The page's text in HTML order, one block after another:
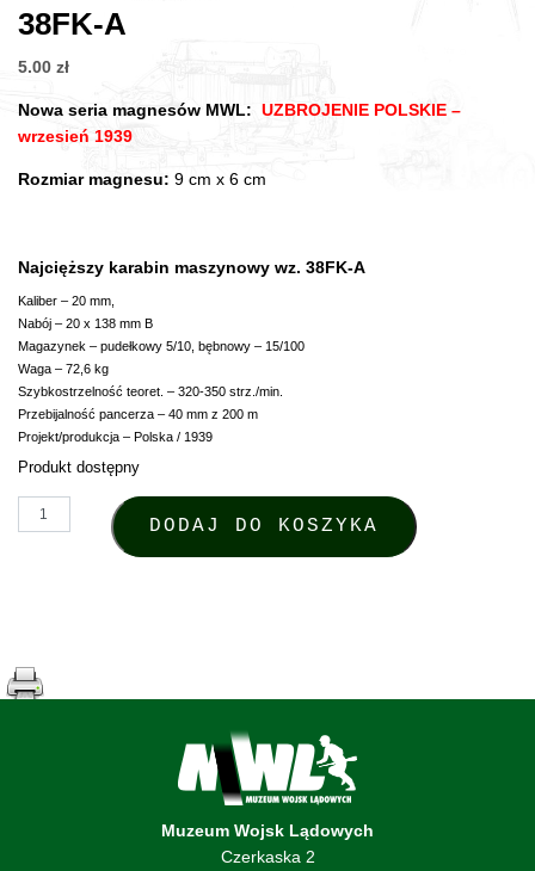
38FK-A
5.00 zł
Nowa seria magnesów MWL: UZBROJENIE POLSKIE –
wrzesień 1939
Rozmiar magnesu: 9 cm x 6 cm
Najcięższy karabin maszynowy wz. 38FK-A
Kaliber – 20 mm,
Nabój – 20 x 138 mm B
Magazynek – pudełkowy 5/10, bębnowy – 15/100
Waga – 72,6 kg
Szybkostrzelność teoret. – 320-350 strz./min.
Przebijalność pancerza – 40 mm z 200 m
Projekt/produkcja – Polska / 1939
Produkt dostępny
ilość Magnes - Najcięższy karabin maszynowy wz. 38FK-A
DODAJ DO KOSZYKA
Muzeum Wojsk Lądowych
Czerkaska 2